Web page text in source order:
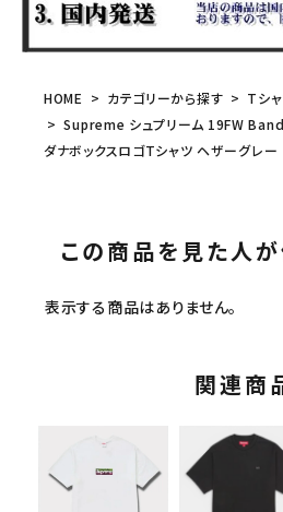
HOME カテゴリーから探す
Tシ
Supreme シュプリーム 19FW
ダナボックスロゴTシャツ ヘザーグレー
この商品を見た人
表示する商品はありません。
関連商